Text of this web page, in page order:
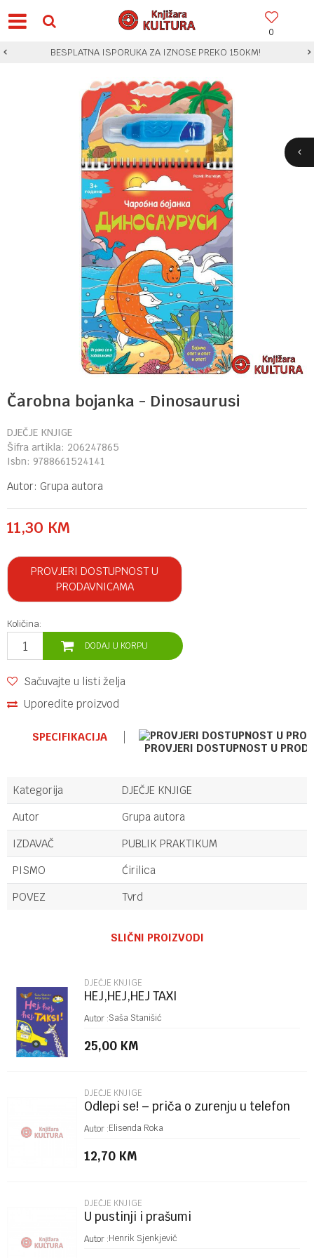
0
BESPLATNA ISPORUKA ZA IZNOSE PREKO 150KM!
Čarobna bojanka - Dinosaurusi
DJEČJE KNJIGE
Šifra artikla: 206247865
Isbn: 9788661524141
Autor: Grupa autora
11,30 KM
PROVJERI DOSTUPNOST U
PRODAVNICAMA
Količina:
DODAJ U KORPU
Sačuvajte u listi želja
Uporedite proizvod
SPECIFIKACIJA
PROVJERI DOSTUPNOST U
Kategorija
DJEČJE KNJIGE
Autor
Grupa autora
IZDAVAČ
PUBLIK PRAKTIKUM
PISMO
Ćirilica
POVEZ
Tvrd
Poruka
POŠALJI
SLIČNI PROIZVODI
DJEČJE KNJIGE
HEJ,HEJ,HEJ TAXI
Autor :Saša Stanišić
25,00 KM
DJEČJE KNJIGE
Odlepi se! – priča o zurenju u telefon
Autor :Elisenda Roka
12,70 KM
DJEČJE KNJIGE
U pustinji i prašumi
Autor :Henrik Sjenkjevič